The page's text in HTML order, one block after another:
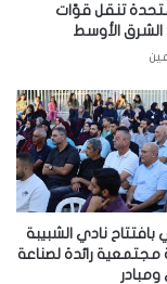
تنقل قوّات
الأوسط
نادي الشبيبة
رائدة لصناعة